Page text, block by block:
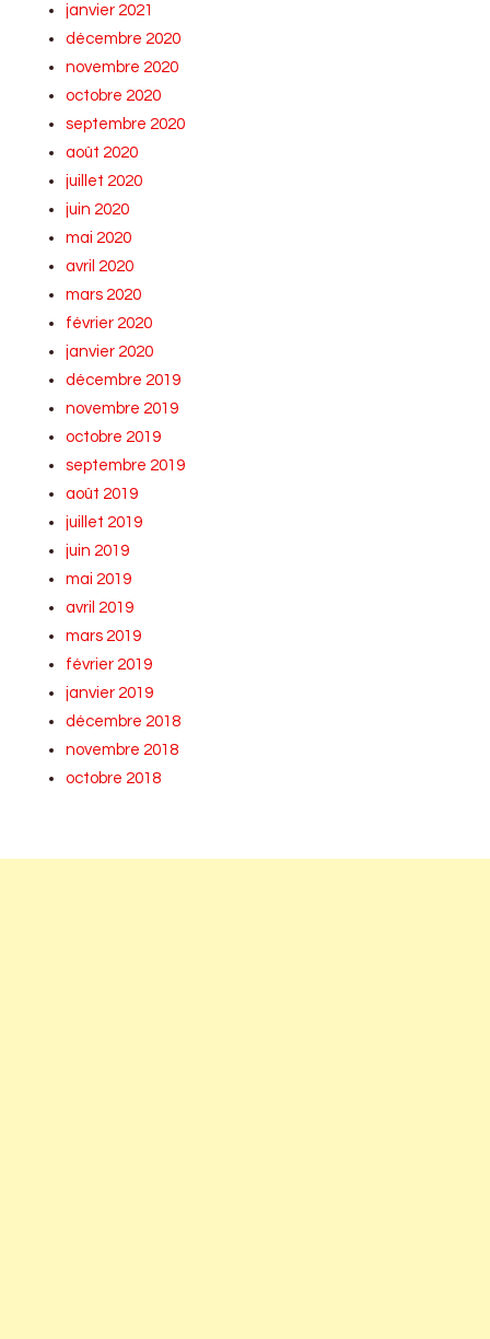
janvier 2021
décembre 2020
novembre 2020
octobre 2020
septembre 2020
août 2020
juillet 2020
juin 2020
mai 2020
avril 2020
mars 2020
février 2020
janvier 2020
décembre 2019
novembre 2019
octobre 2019
septembre 2019
août 2019
juillet 2019
juin 2019
mai 2019
avril 2019
mars 2019
février 2019
janvier 2019
décembre 2018
novembre 2018
octobre 2018